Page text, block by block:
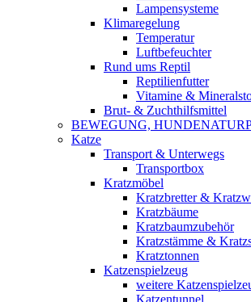
Lampensysteme
Klimaregelung
Temperatur
Luftbefeuchter
Rund ums Reptil
Reptilienfutter
Vitamine &
Brut- & Zuchthilfsmittel
BEWEGUNG,
Katze
Transport & Unterwegs
Transportbox
Kratzmöbel
Kratzbretter &
Kratzbäume
Kratzbaumzubehör
Kratzstämme &
Kratztonnen
Katzenspielzeug
weitere
Katzentunnel